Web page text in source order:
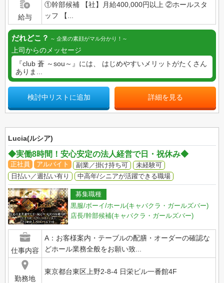
給与
①幹部候補 【社】月給400,000円以上 ②ホールスタ
ッフ 【...
だれどこ？ 企業の素顔がマル分かり！
上司からのメッセージ
『club 蒼 ～sou～』には、 はじめやすいメリットがたくさん
ありま...
検討中リストに追加 詳細を見る
Lucia(ルシア)
◆実働8時間！安心安定の法人経営で日・祝休み◆
正社員 アルバイト 副業／掛け持ち可
未経験可
日払い／週払い有り
中高年/シニアが活躍できる職場
募集職種
黒服/ボーイ/ホール(キャバクラ・ガールズバー)
店長/幹部候補(キャバクラ・ガールズバー)
仕事内容
A：お客様案内・テーブルの配膳・オーダーの確認な
どホール業務全般をお願い致...
勤務地
東京都台東区上野2-8-4 日栄ビル一番館4F